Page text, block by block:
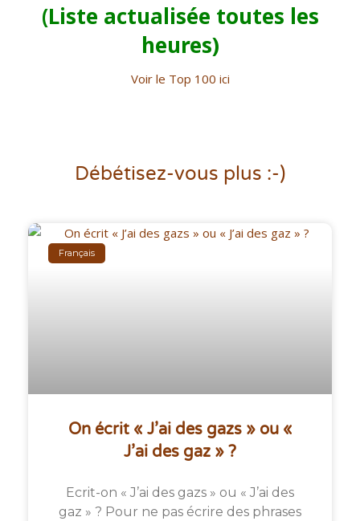
(Liste actualisée toutes les
heures)
Voir le Top 100 ici
Débétisez-vous plus :-)
Français
On écrit « J’ai des gazs » ou «
J’ai des gaz » ?
Ecrit-on « J’ai des gazs » ou « J’ai des
gaz » ? Pour ne pas écrire des phrases